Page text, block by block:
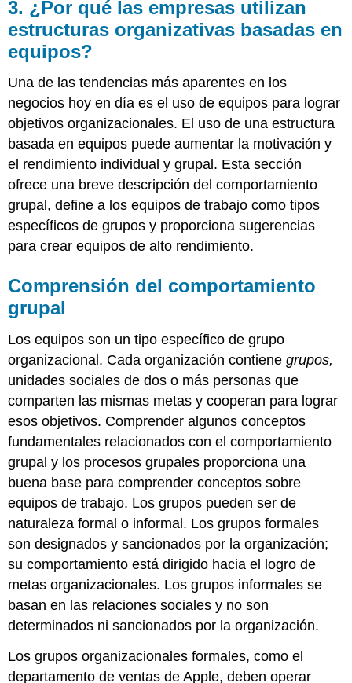
3. ¿Por qué las empresas utilizan
estructuras organizativas basadas en
equipos?
Una de las tendencias más aparentes en los
negocios hoy en día es el uso de equipos para lograr
objetivos organizacionales. El uso de una estructura
basada en equipos puede aumentar la motivación y
el rendimiento individual y grupal. Esta sección
ofrece una breve descripción del comportamiento
grupal, define a los equipos de trabajo como tipos
específicos de grupos y proporciona sugerencias
para crear equipos de alto rendimiento.
Comprensión del comportamiento
grupal
Los equipos son un tipo específico de grupo
organizacional. Cada organización contienegrupos,
unidades sociales de dos o más personas que
comparten las mismas metas y cooperan para lograr
esos objetivos. Comprender algunos conceptos
fundamentales relacionados con el comportamiento
grupal y los procesos grupales proporciona una
buena base para comprender conceptos sobre
equipos de trabajo. Los grupos pueden ser de
naturaleza formal o informal. Los grupos formales
son designados y sancionados por la organización;
su comportamiento está dirigido hacia el logro de
metas organizacionales. Los grupos informales se
basan en las relaciones sociales y no son
determinados ni sancionados por la organización.
Los grupos organizacionales formales, como el
departamento de ventas de Apple, deben operar